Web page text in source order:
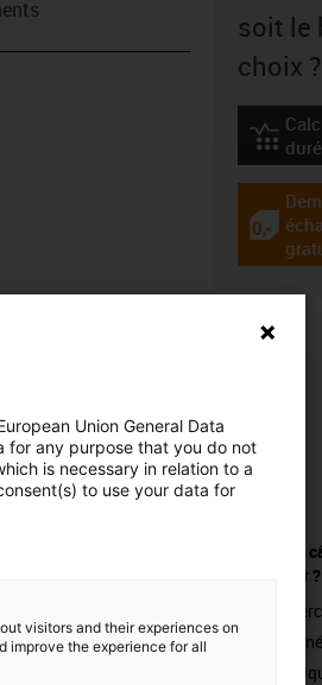
soit le
choix ?
igus-
igus-
Acheter un
connecteur ?
Vous
notre
Union General Data
for any purpose that you do not
is necessary in relation to a
to use your data for
visitors and their experiences on
improve the experience for all